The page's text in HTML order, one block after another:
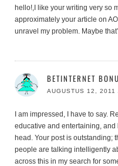
hello!,I like your writing very so
approximately your article on
unravel my problem. Maybe
BETINTERNET
AUGUSTUS 12,
I am impressed, I have to say.
educative and entertaining,
head. Your post is outstanding;
people are talking intelligently
across this in my search for